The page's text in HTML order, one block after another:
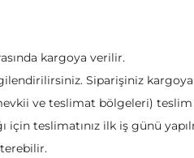
kargoya verilir.
Siparişiniz
ve teslimat bölgeleri)
teslimatınız ilk iş günü